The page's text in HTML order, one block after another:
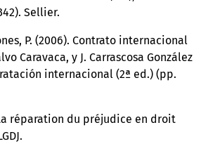
Sellier.
P. (2006). Contrato internacional
Caravaca, y J. Carrascosa González
internacional (2ª ed.) (pp.
réparation du préjudice en droit